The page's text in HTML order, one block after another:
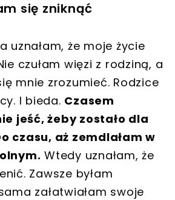
się zniknąć
uznałam, że moje życie
czułam więzi z rodziną, a
mnie zrozumieć. Rodzice
I bieda. Czasem
jeść, żeby zostało dla
czasu, aż zemdlałam w
Wtedy uznałam, że
Zawsze byłam
załatwiałam swoje